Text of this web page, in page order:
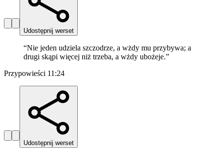
Udostępnij werset
“Nie jeden udziela szczodrze, a wżdy mu przybywa; a
drugi skąpi więcej niż trzeba, a wżdy ubożeje.”
Przypowieści 11:24
Udostępnij werset